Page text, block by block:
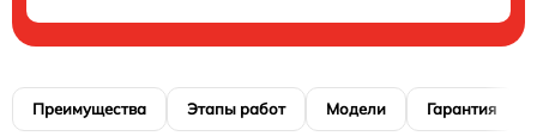
Преимущества Этапы работ Модели Гарантия